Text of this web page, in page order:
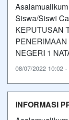
Siswa/Siswi
KEPUTUSAN
NEGERI 1
08/07/2022 10:02
INFORMASI